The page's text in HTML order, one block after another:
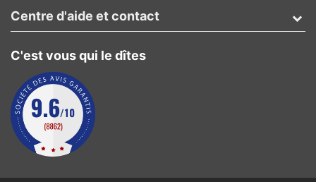
C'est vous qui le dîtes
Centre d'aide et contact